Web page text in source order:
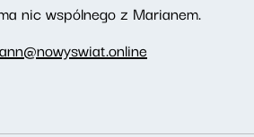
nic wspólnego z Marianem.